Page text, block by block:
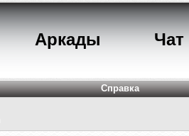
Аркады Чат
Справка